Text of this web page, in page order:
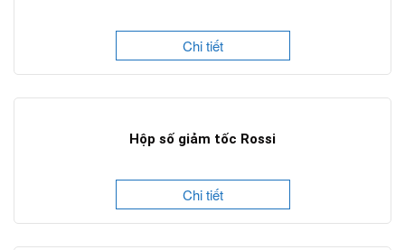
Chi tiết
Hộp số giảm tốc Rossi
Chi tiết